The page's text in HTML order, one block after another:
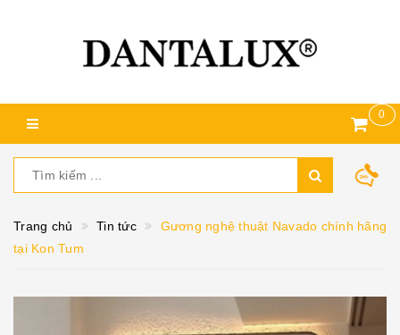
0
Trang chủ Tin tức
Gương nghệ thuật Navado chính hãng
tại Kon Tum